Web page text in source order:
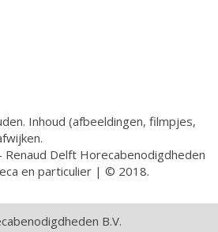
Inhoud (afbeeldingen, filmpjes,
Renaud Delft Horecabenodigdheden
en particulier | © 2018.
B.V.